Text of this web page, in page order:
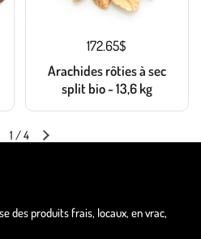
172.65$
Arachides rôties à sec
split bio - 13,6 kg
1 /4
des produits frais, locaux, en vrac,